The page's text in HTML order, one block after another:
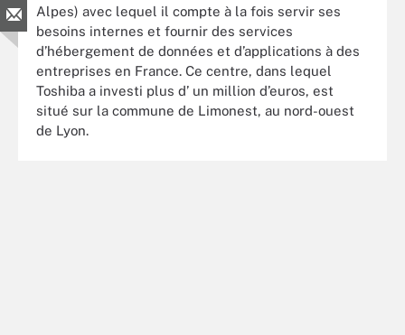
Alpes) avec lequel il compte à la fois servir ses
besoins internes et fournir des services
d’hébergement de données et d’applications à des
entreprises en France. Ce centre, dans lequel
Toshiba a investi plus d’ un million d’euros, est
situé sur la commune de Limonest, au nord-ouest
de Lyon.